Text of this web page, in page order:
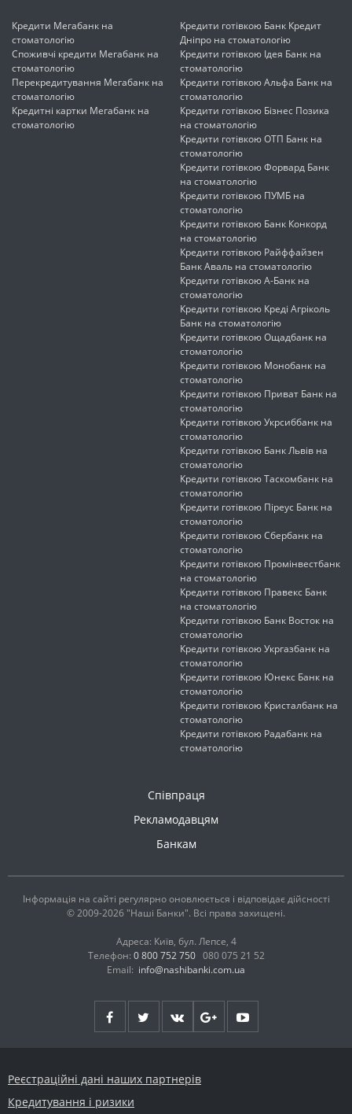
Кредити Мегабанк на
стоматологію
Споживчі кредити Мегабанк на
стоматологію
Перекредитування Мегабанк на
стоматологію
Кредитні картки Мегабанк на
стоматологію
Кредити готівкою Банк Кредит
Дніпро на стоматологію
Кредити готівкою Ідея Банк на
стоматологію
Кредити готівкою Альфа Банк на
стоматологію
Кредити готівкою Бізнес Позика
на стоматологію
Кредити готівкою ОТП Банк на
стоматологію
Кредити готівкою Форвард Банк
на стоматологію
Кредити готівкою ПУМБ на
стоматологію
Кредити готівкою Банк Конкорд
на стоматологію
Кредити готівкою Райффайзен
Банк Аваль на стоматологію
Кредити готівкою А-Банк на
стоматологію
Кредити готівкою Креді Агріколь
Банк на стоматологію
Кредити готівкою Ощадбанк на
стоматологію
Кредити готівкою Монобанк на
стоматологію
Кредити готівкою Приват Банк на
стоматологію
Кредити готівкою Укрсиббанк на
стоматологію
Кредити готівкою Банк Львів на
стоматологію
Кредити готівкою Таскомбанк на
стоматологію
Кредити готівкою Піреус Банк на
стоматологію
Кредити готівкою Сбербанк на
стоматологію
Кредити готівкою Промінвестбанк
на стоматологію
Кредити готівкою Правекс Банк
на стоматологію
Кредити готівкою Банк Восток на
стоматологію
Кредити готівкою Укргазбанк на
стоматологію
Кредити готівкою Юнекс Банк на
стоматологію
Кредити готівкою Кристалбанк на
стоматологію
Кредити готівкою Радабанк на
стоматологію
Співпраця
Рекламодавцям
Банкам
Інформація на сайті регулярно оновлюється і відповідає дійсності
© 2009-2026 "Наші Банки". Всі права захищені.
Адреса: Київ, бул. Лепсе, 4
Телефон: 0 800 752 750 080 075 21 52
Email: info@nashibanki.com.ua
Реєстраційні дані наших партнерів
Кредитування і ризики